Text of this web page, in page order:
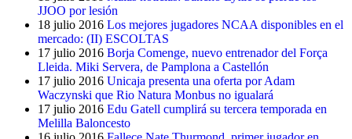
JJOO por lesión
18 julio 2016 Los mejores jugadores NCAA disponibles en el
mercado: (II) ESCOLTAS
17 julio 2016 Borja Comenge, nuevo entrenador del Força
Lleida. Miki Servera, de Pamplona a Castellón
17 julio 2016 Unicaja presenta una oferta por Adam
Waczynski que Rio Natura Monbus no igualará
17 julio 2016 Edu Gatell cumplirá su tercera temporada en
Melilla Baloncesto